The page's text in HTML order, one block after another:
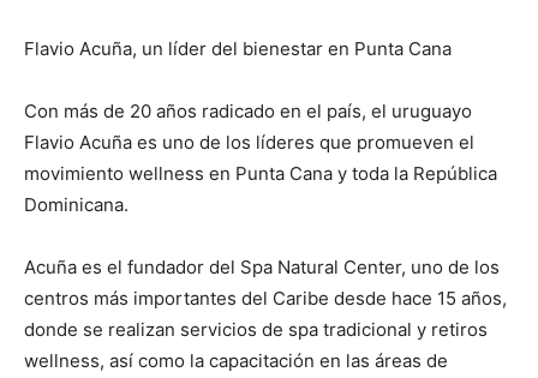
Flavio Acuña, un líder del bienestar en Punta Cana
Con más de 20 años radicado en el país, el uruguayo
Flavio Acuña es uno de los líderes que promueven el
movimiento wellness en Punta Cana y toda la República
Dominicana.
Acuña es el fundador del Spa Natural Center, uno de los
centros más importantes del Caribe desde hace 15 años,
donde se realizan servicios de spa tradicional y retiros
wellness, así como la capacitación en las áreas de